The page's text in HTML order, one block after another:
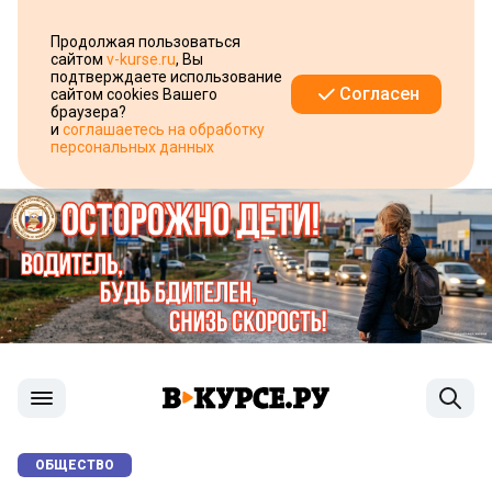
Продолжая пользоваться
сайтом v-kurse.ru, Вы
подтверждаете использование
сайтом cookies Вашего
браузера?
и соглашаетесь на обработку
персональных данных
Согласен
ОБЩЕСТВО